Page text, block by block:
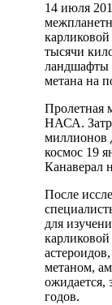
14 июля
тысячи
ландшафты
метана на
Пролетная
НАСА.
миллионов
космос 19
Канаверал
После
для
метаном,
ожидается,
годов.